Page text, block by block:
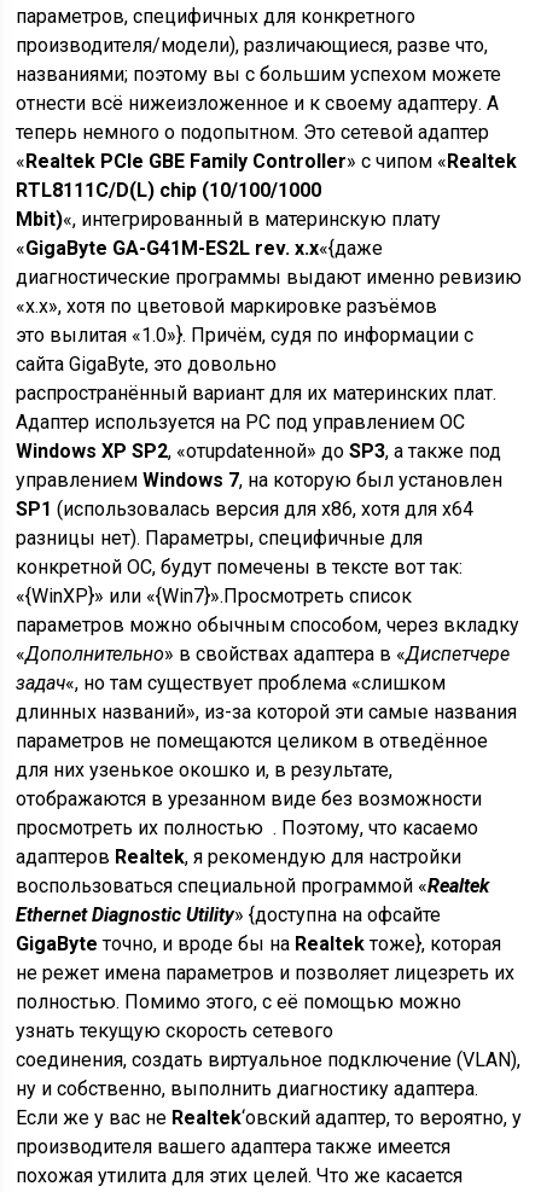
параметров, специфичных для конкретного
производителя/модели), различающиеся, разве что,
названиями; поэтому вы с большим успехом можете
отнести всё нижеизложенное и к своему адаптеру. А
теперь немного о подопытном. Это сетевой адаптер
«Realtek PCIe GBE Family Controller» с чипом «Realtek
RTL8111C/D(L) chip (10/100/1000
Mbit)«, интегрированный в материнскую плату
«GigaByte GA-G41M-ES2L rev. x.x«{даже
диагностические программы выдают именно ревизию
«x.x», хотя по цветовой маркировке разъёмов
это вылитая «1.0»}. Причём, судя по информации с
сайта GigaByte, это довольно
распространённый вариант для их материнских плат.
Адаптер используется на PC под управлением ОС
Windows XP SP2, «отupdateнной» доSP3, а также под
управлениемWindows 7, на которую был установлен
SP1 (использовалась версия для x86, хотя для x64
разницы нет). Параметры, специфичные для
конкретной ОС, будут помечены в тексте вот так:
«{WinXP}» или «{Win7}».Просмотреть список
параметров можно обычным способом, через вкладку
«Дополнительно» в свойствах адаптера в «Диспетчере
задач«, но там существует проблема «слишком
длинных названий», из-за которой эти самые названия
параметров не помещаются целиком в отведённое
для них узенькое окошко и, в результате,
отображаются в урезанном виде без возможности
просмотреть их полностью . Поэтому, что касаемо
адаптеров Realtek, я рекомендую для настройки
воспользоваться специальной программой «Realtek
Ethernet Diagnostic Utility» {доступна на офсайте
GigaByte точно, и вроде бы на Realtekтоже}, которая
не режет имена параметров и позволяет лицезреть их
полностью. Помимо этого, с её помощью можно
узнать текущую скорость сетевого
соединения, создать виртуальное подключение (VLAN),
ну и собственно, выполнить диагностику адаптера.
Если же у вас не Realtek‘овский адаптер, то вероятно, у
производителя вашего адаптера также имеется
похожая утилита для этих целей. Что же касается